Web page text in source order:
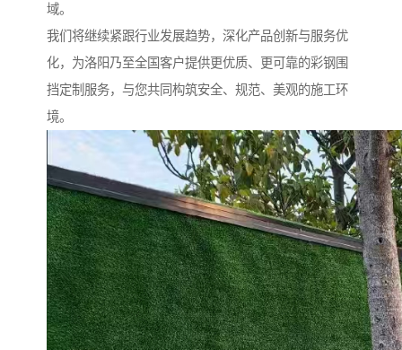
域。
我们将继续紧跟行业发展趋势，深化产品创新与服务优
化，为洛阳乃至全国客户提供更优质、更可靠的彩钢围
挡定制服务，与您共同构筑安全、规范、美观的施工环
境。